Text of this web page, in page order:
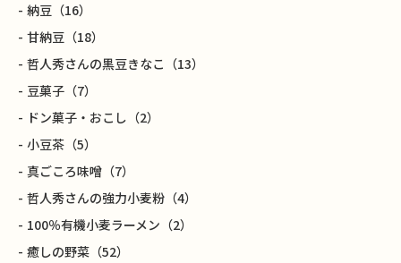
納豆 （16）
甘納豆 （18）
哲人秀さんの黒豆きなこ （13）
豆菓子 （7）
ドン菓子・おこし （2）
小豆茶 （5）
真ごころ味噌 （7）
哲人秀さんの強力小麦粉 （4）
100％有機小麦ラーメン （2）
癒しの野菜 （52）